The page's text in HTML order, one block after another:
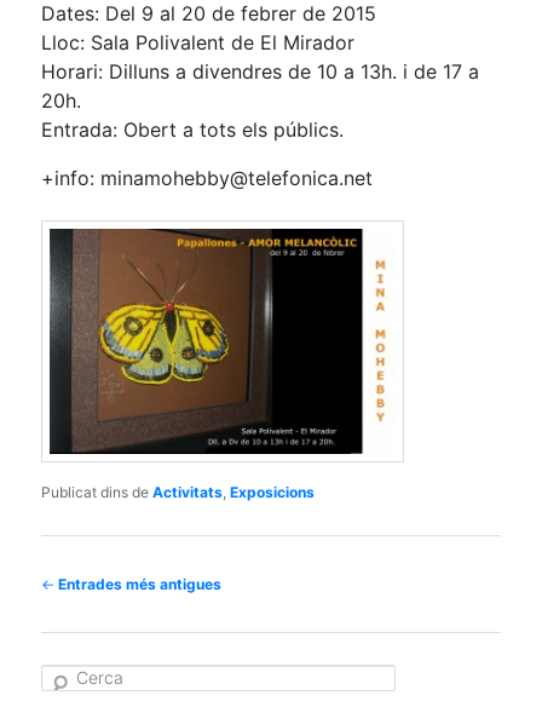
Dates: Del 9 al 20 de febrer de 2015
Lloc: Sala Polivalent de El Mirador
Horari: Dilluns a divendres de 10 a 13h. i de 17 a
20h.
Entrada: Obert a tots els públics.
+info: minamohebby@telefonica.net
Publicat dins de Activitats ,Exposicions
Navegació
per
les
← Entrades més antigues
e